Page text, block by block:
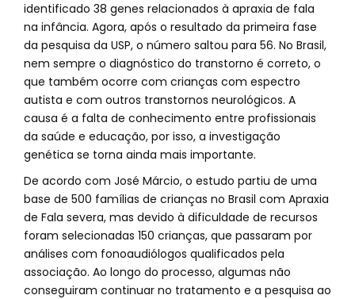
identificado 38 genes relacionados à apraxia de fala
na infância. Agora, após o resultado da primeira fase
da pesquisa da USP, o número saltou para 56. No Brasil,
nem sempre o diagnóstico do transtorno é correto, o
que também ocorre com crianças com espectro
autista e com outros transtornos neurológicos. A
causa é a falta de conhecimento entre profissionais
da saúde e educação, por isso, a investigação
genética se torna ainda mais importante.
De acordo com José Márcio, o estudo partiu de uma
base de 500 famílias de crianças no Brasil com Apraxia
de Fala severa, mas devido à dificuldade de recursos
foram selecionadas 150 crianças, que passaram por
análises com fonoaudiólogos qualificados pela
associação. Ao longo do processo, algumas não
conseguiram continuar no tratamento e a pesquisa ao